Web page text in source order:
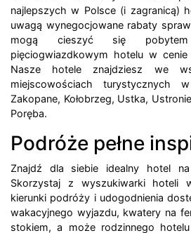
najlepszych w Polsce (i zagranicą)
uwagą wynegocjowane rabaty
mogą cieszyć się
pięciogwiazdkowym hotelu w
Nasze hotele znajdziesz we
miejscowościach
Zakopane, Kołobrzeg, Ustka,
Poręba.
Podróże pełne
Znajdź dla siebie idealny hotel
Skorzystaj z wyszukiwarki hoteli
kierunki podróży i udogodnienia
wakacyjnego wyjazdu, kwatery na
stokiem, a może rodzinnego